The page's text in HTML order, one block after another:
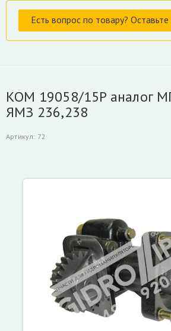
Коробка отбора мощности КАМАЗ и
РВД производство, ремонт, продажа
KOM 19058/15P аналог
ЯМЗ 236,238
Артикул: 72